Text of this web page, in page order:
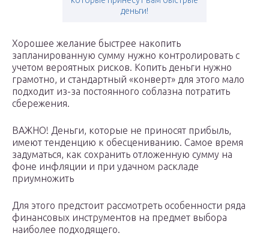
деньги!
Хорошее желание быстрее накопить
запланированную сумму нужно контролировать с
учетом вероятных рисков. Копить деньги нужно
грамотно, и стандартный «конверт» для этого мало
подходит из-за постоянного соблазна потратить
сбережения.
ВАЖНО! Деньги, которые не приносят прибыль,
имеют тенденцию к обесцениванию. Самое время
задуматься, как сохранить отложенную сумму на
фоне инфляции и при удачном раскладе
приумножить
Для этого предстоит рассмотреть особенности ряда
финансовых инструментов на предмет выбора
наиболее подходящего.